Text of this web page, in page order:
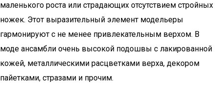
маленького роста или страдающих отсутствием стройных
ножек. Этот выразительный элемент модельеры
гармонируют с не менее привлекательным верхом. В
моде ансамбли очень высокой подошвы с лакированной
кожей, металлическими расцветками верха, декором
пайетками, стразами и прочим.